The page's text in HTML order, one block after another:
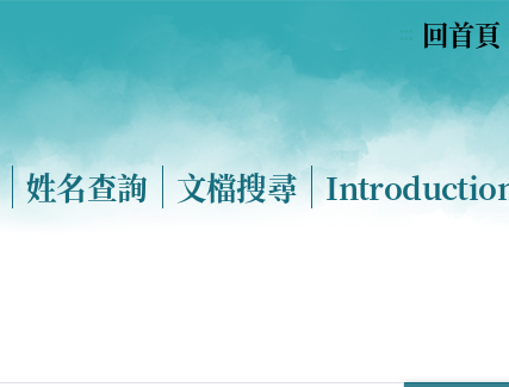
回首頁
姓名查詢 文檔搜尋